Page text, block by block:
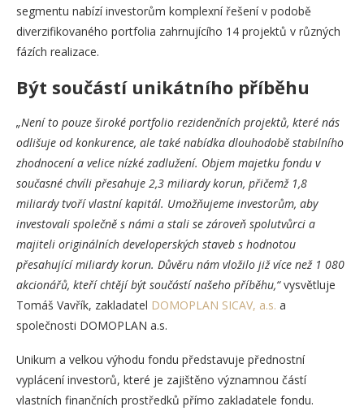
segmentu nabízí investorům komplexní řešení v podobě
diverzifikovaného portfolia zahrnujícího 14 projektů v různých
fázích realizace.
Být součástí unikátního příběhu
„Není to pouze široké portfolio rezidenčních projektů, které nás
odlišuje od konkurence, ale také nabídka dlouhodobě stabilního
zhodnocení a velice nízké zadlužení. Objem majetku fondu v
současné chvíli přesahuje 2,3 miliardy korun, přičemž 1,8
miliardy tvoří vlastní kapitál. Umožňujeme investorům, aby
investovali společně s námi a stali se zároveň spolutvůrci a
majiteli originálních developerských staveb s hodnotou
přesahující miliardy korun. Důvěru nám vložilo již více než 1 080
akcionářů, kteří chtějí být součástí našeho příběhu,“vysvětluje
Tomáš Vavřík, zakladatel DOMOPLAN SICAV, a.s. a
společnosti DOMOPLAN a.s.
Unikum a velkou výhodu fondu představuje přednostní
vyplácení investorů, které je zajištěno významnou částí
vlastních finančních prostředků přímo zakladatele fondu.